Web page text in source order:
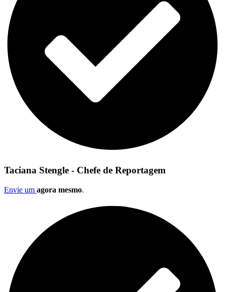
Taciana Stengle - Chefe de Reportagem
Envie um agora mesmo.